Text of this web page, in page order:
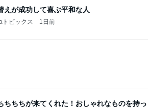
ちちちが来てくれた！おしゃれなものを持っ
シャルブログ Powered by Ameba